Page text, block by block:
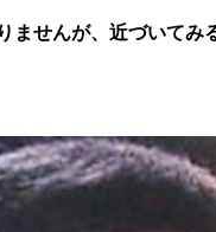
ませんが、近づいてみ